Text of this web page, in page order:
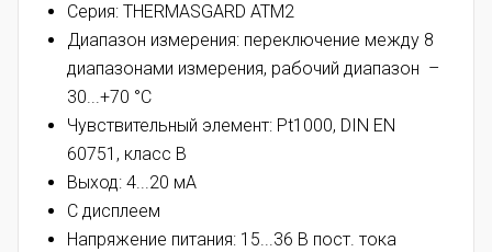
Серия: THERMASGARD ATM2
Диапазон измерения: переключение между 8
диапазонами измерения, рабочий диапазон –
30...+70 °C
Чувствительный элемент: Pt1000, DIN EN
60751, класс B
Выход: 4...20 мА
С дисплеем
Напряжение питания: 15...36 В пост. тока